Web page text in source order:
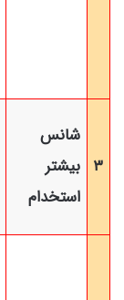
۳
شانس
بیشتر
استخدام